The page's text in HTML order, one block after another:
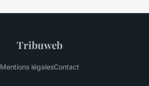
Tribuweb
Mentions légalesContact